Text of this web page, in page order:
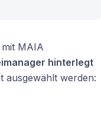
MAIA
hinterlegt
ausgewählt werden: